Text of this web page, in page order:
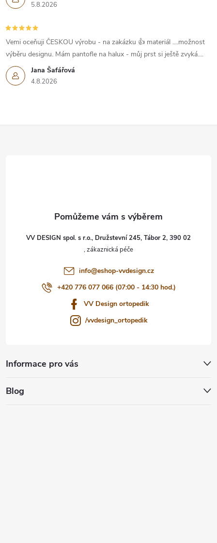
5.8.2026
Jana Šafářová
4.8.2026
Vemi oceňuji ČESKOU výrobu - na zakázku 👍 materiál ....možnost
výběru designu. Mám pantofle na halux - můj prst si ještě zvyká....
VV DESIGN spol. s r.o., Družstevní 245, Tábor 2, 390 02
info@eshop-vvdesign.cz
+420 776 077 066 (07:00 - 14:30 hod.)
VV Design ortopedik
/vvdesign_ortopedik
Informace pro vás
Blog